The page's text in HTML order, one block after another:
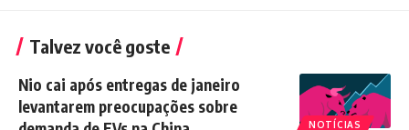
Talvez você goste
NOTÍCIAS
Nio cai após entregas de janeiro
levantarem preocupações sobre